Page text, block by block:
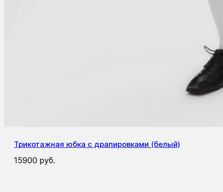
Трикотажная юбка с драпировками (белый)
15900 руб.